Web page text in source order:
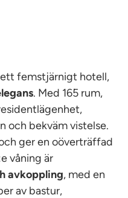
femstjärnigt hotell,
. Med 165 rum,
och bekväm vistelse.
ger en oöverträffad
våning är
avkoppling, med en
av bastur,